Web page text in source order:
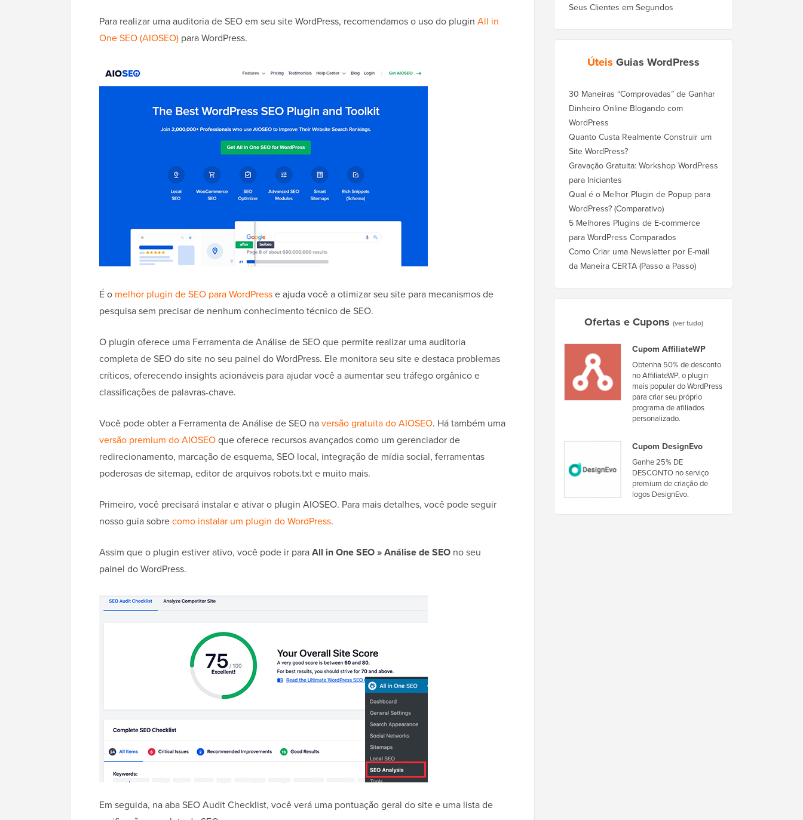
Para realizar uma auditoria de SEO em seu site WordPress, recomendamos o uso do plugin All in
One SEO (AIOSEO) para WordPress.
É o melhor plugin de SEO para WordPresse ajuda você a otimizar seu site para mecanismos de
pesquisa sem precisar de nenhum conhecimento técnico de SEO.
O plugin oferece uma Ferramenta de Análise de SEO que permite realizar uma auditoria
completa de SEO do site no seu painel do WordPress. Ele monitora seu site e destaca problemas
críticos, oferecendo insights acionáveis para ajudar você a aumentar seu tráfego orgânico e
classificações de palavras-chave.
Você pode obter a Ferramenta de Análise de SEO naversão gratuita do AIOSEO. Há também uma
versão premium do AIOSEOque oferece recursos avançados como um gerenciador de
redirecionamento, marcação de esquema, SEO local, integração de mídia social, ferramentas
poderosas de sitemap, editor de arquivos robots.txt e muito mais.
Primeiro, você precisará instalar e ativar o plugin AIOSEO. Para mais detalhes, você pode seguir
nosso guia sobrecomo instalar um plugin do WordPress.
Assim que o plugin estiver ativo, você pode ir paraAll in One SEO » Análise de SEO no seu
painel do WordPress.
Em seguida, na aba SEO Audit Checklist, você verá uma pontuação geral do site e uma lista de
Seus Clientes em Segundos
Úteis Guias WordPress
30 Maneiras “Comprovadas” de Ganhar
Dinheiro Online Blogando com
WordPress
Quanto Custa Realmente Construir um
Site WordPress?
Gravação Gratuita: Workshop WordPress
para Iniciantes
Qual é o Melhor Plugin de Popup para
WordPress? (Comparativo)
5 Melhores Plugins de E-commerce
para WordPress Comparados
Como Criar uma Newsletter por E-mail
da Maneira CERTA (Passo a Passo)
Ofertas e Cupons (ver tudo)
Cupom AffiliateWP
Obtenha 50% de desconto
no AffiliateWP, o plugin
mais popular do WordPress
para criar seu próprio
programa de afiliados
personalizado.
Cupom DesignEvo
Ganhe 25% DE
DESCONTO no serviço
premium de criação de
logos DesignEvo.